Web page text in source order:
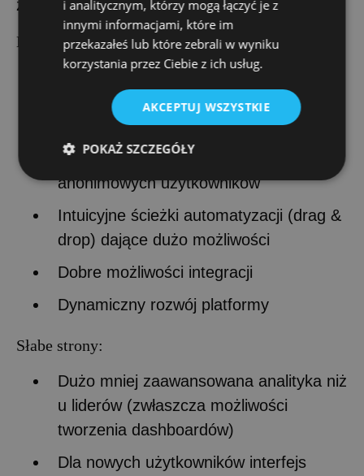
zestaw integracji.
Mocne strony:
Rozbudowane narzędzie all-in-one: MA,
CRM, chatboty, live chat –
wielokanałowość w jednym miejscu
Śledzenie w real-time – nawet dla
anonimowych użytkowników
Intuicyjne ścieżki automatyzacji (drag &
drop) dające dużo możliwości
Dobre możliwości integracji
Dynamiczny rozwój platformy
Słabe strony:
Dużo mniej zaawansowana analityka niż
u liderów (zwłaszcza możliwości
tworzenia dashboardów)
Dla nowych użytkowników interfejs
i analitycznym, którzy mogą łączyć je z
innymi informacjami, które im
przekazałeś lub które zebrali w wyniku
korzystania przez Ciebie z ich usług.
AKCEPTUJ WSZYSTKIE
POKAŻ SZCZEGÓŁY